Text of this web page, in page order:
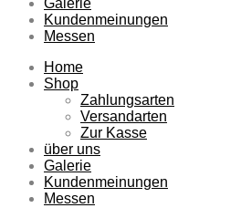
Galerie
Kundenmeinungen
Messen
Home
Shop
Zahlungsarten
Versandarten
Zur Kasse
über uns
Galerie
Kundenmeinungen
Messen